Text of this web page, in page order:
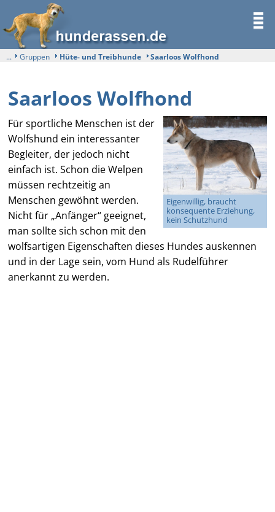
... Gruppen Hüte- und Treibhunde Saarloos Wolfhond
Saarloos Wolfhond
Eigenwillig, braucht
konsequente Erziehung,
kein Schutzhund
Für sportliche Menschen ist der
Wolfshund ein interessanter
Begleiter, der jedoch nicht
einfach ist. Schon die Welpen
müssen rechtzeitig an
Menschen gewöhnt werden.
Nicht für „Anfänger“ geeignet,
man sollte sich schon mit den
wolfsartigen Eigenschaften dieses Hundes auskennen
und in der Lage sein, vom Hund als Rudelführer
anerkannt zu werden.